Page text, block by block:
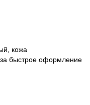
кожа
быстрое оформление